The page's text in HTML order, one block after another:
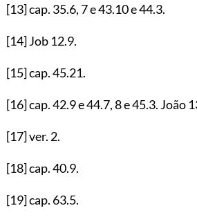
[13]cap. 35.6, 7e43.10e44.3.
[14]Job 12.9.
[15]cap.45.21.
[16]cap.42.9e44.7,8e45.3. João
[17]ver. 2.
[18]cap.40.9.
[19]cap. 63.5.